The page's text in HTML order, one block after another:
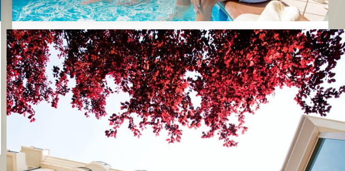
Estate 2026: sei ancora in tempo per bloccare l'offerta migliore !!
Sei ancora tempo per risparmiare!
DETTAGLI